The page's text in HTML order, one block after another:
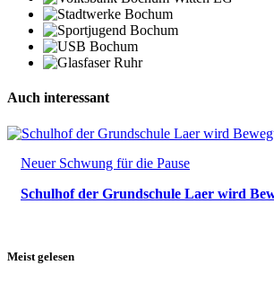
Auch interessant
Neuer Schwung für die Pause
Schulhof der Grundschule Laer wird
Meist gelesen